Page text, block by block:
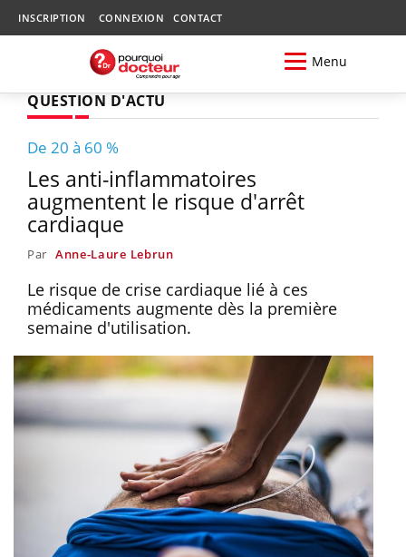
INSCRIPTION CONNEXION CONTACT
Menu
QUESTION D'ACTU
De 20 à 60 %
Les anti-inflammatoires
augmentent le risque d'arrêt
cardiaque
Par Anne-Laure Lebrun
Le risque de crise cardiaque lié à ces
médicaments augmente dès la première
semaine d'utilisation.